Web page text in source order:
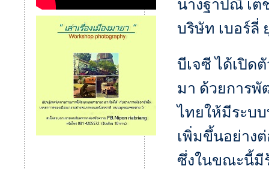
นางฐาปณี เต
บริษัท เบอร์ลี่
บีเจซี ได้เปิด
มา ด้วยการพั
ไทยให้มีระบ
เพิ่มขึ้นอย่าง
ซึ่งในขณะนี้มี